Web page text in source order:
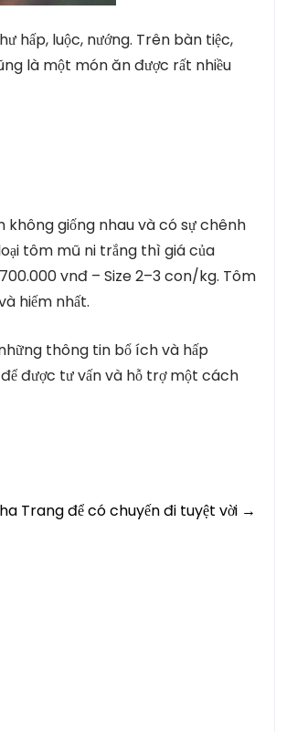
hấp, luộc, nướng. Trên bàn tiệc,
là một món ăn được rất nhiều
giống nhau và có sự chênh
tôm mũ ni trắng thì giá của
vnđ – Size 2–3 con/kg. Tôm
hiếm nhất.
thông tin bổ ích và hấp
được tư vấn và hỗ trợ một cách
Trang để có chuyến đi tuyệt vời →